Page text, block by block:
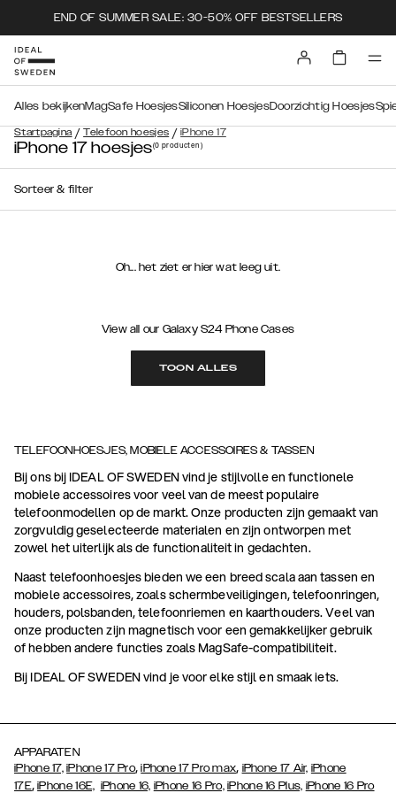
END OF SUMMER SALE: 30-50% OFF BESTSELLERS
Startpagina / Telefoon hoesjes / iPhone 17
Alles bekijkenMagSafe HoesjesSiliconen HoesjesDoorzichtig Hoesjes
iPhone 17 hoesjes(0producten)
Sorteer & filter
Oh... het ziet er hier wat leeg uit.
View all our Galaxy S24 Phone Cases
TOON ALLES
TELEFOONHOESJES, MOBIELE ACCESSOIRES & TASSEN
Bij ons bij IDEAL OF SWEDEN vind je stijlvolle en functionele
mobiele accessoires voor veel van de meest populaire
telefoonmodellen op de markt. Onze producten zijn gemaakt van
zorgvuldig geselecteerde materialen en zijn ontworpen met
zowel het uiterlijk als de functionaliteit in gedachten.
Naast telefoonhoesjes bieden we een breed scala aan tassen en
mobiele accessoires, zoals schermbeveiligingen, telefoonringen,
houders, polsbanden, telefoonriemen en kaarthouders. Veel van
onze producten zijn magnetisch voor een gemakkelijker gebruik
of hebben andere functies zoals MagSafe-compatibiliteit.
Bij IDEAL OF SWEDEN vind je voor elke stijl en smaak iets.
APPARATEN
iPhone 17, iPhone 17 Pro,iPhone 17 Pro max, iPhone 17 Air, iPhone
17E,iPhone 16E, iPhone 16, iPhone 16 Pro, iPhone 16 Plus, iPhone 16 Pro